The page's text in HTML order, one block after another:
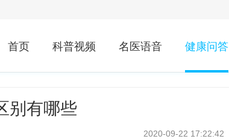
首页 科普视频 名医语音 健康问答
别有哪些
2020-09-22 17:22:42